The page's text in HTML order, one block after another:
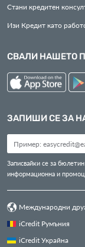
Стани кредитен
Изи Кредит като
СВАЛИ НАШЕТО
ЗАПИШИ СЕ ЗА
Записвайки се за
информационна и
Международни
iCredit Румъния
iCredit Украйна